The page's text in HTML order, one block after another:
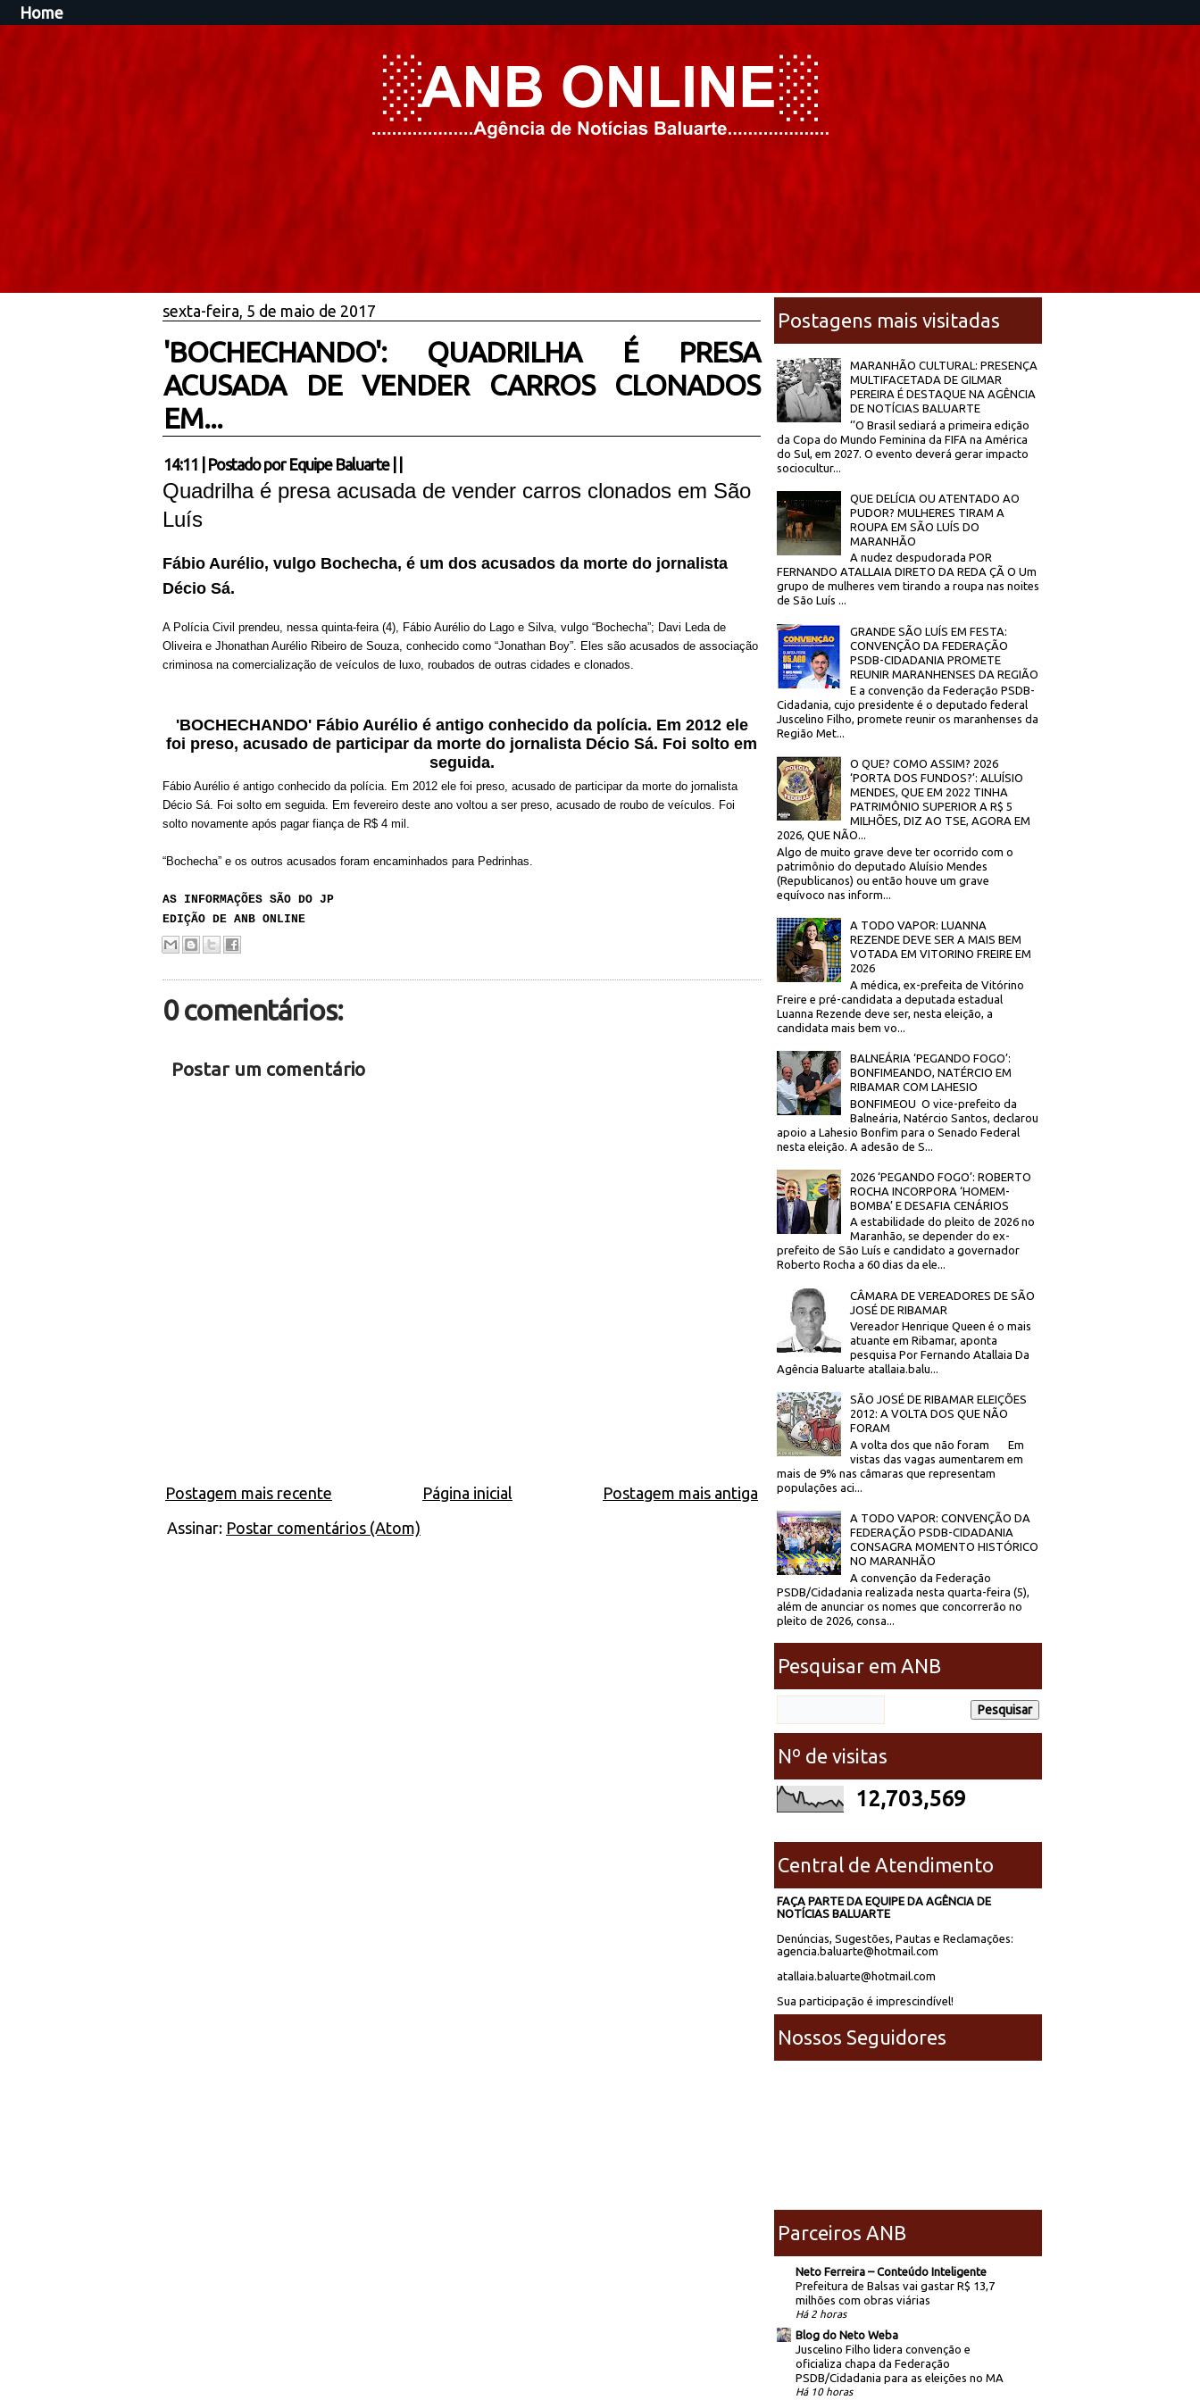
Home
sexta-feira, 5 de maio de 2017
'BOCHECHANDO': QUADRILHA É PRESA
ACUSADA DE VENDER CARROS CLONADOS
EM...
14:11 Postado por Equipe Baluarte
Quadrilha é presa acusada de vender carros clonados em São
Luís
Fábio Aurélio, vulgo Bochecha, é um dos acusados da morte do jornalista
Décio Sá.
A Polícia Civil prendeu, nessa quinta-feira (4), Fábio Aurélio do Lago e Silva, vulgo “Bochecha”; Davi Leda de
Oliveira e Jhonathan Aurélio Ribeiro de Souza, conhecido como “Jonathan Boy”. Eles são acusados de associação
criminosa na comercialização de veículos de luxo, roubados de outras cidades e clonados.
'BOCHECHANDO' Fábio Aurélio é antigo conhecido da polícia. Em 2012 ele
foi preso, acusado de participar da morte do jornalista Décio Sá. Foi solto em
seguida.
Fábio Aurélio é antigo conhecido da polícia. Em 2012 ele foi preso, acusado de participar da morte do jornalista
Décio Sá. Foi solto em seguida. Em fevereiro deste ano voltou a ser preso, acusado de roubo de veículos. Foi
solto novamente após pagar fiança de R$ 4 mil.
“Bochecha” e os outros acusados foram encaminhados para Pedrinhas.
AS INFORMAÇÕES SÃO DO JP
EDIÇÃO DE ANB ONLINE
0 comentários:
Postar um comentário
Postagem mais recente Postagem mais antiga
Página inicial
Assinar: Postar comentários (Atom)
Postagens mais visitadas
MARANHÃO CULTURAL: PRESENÇA
MULTIFACETADA DE GILMAR
PEREIRA É DESTAQUE NA AGÊNCIA
DE NOTÍCIAS BALUARTE
‘’O Brasil sediará a primeira edição
da Copa do Mundo Feminina da FIFA na América
do Sul, em 2027. O evento deverá gerar impacto
sociocultur...
QUE DELÍCIA OU ATENTADO AO
PUDOR? MULHERES TIRAM A
ROUPA EM SÃO LUÍS DO
MARANHÃO
A nudez despudorada POR
FERNANDO ATALLAIA DIRETO DA REDA ÇÃ O Um
grupo de mulheres vem tirando a roupa nas noites
de São Luís ...
GRANDE SÃO LUÍS EM FESTA:
CONVENÇÃO DA FEDERAÇÃO
PSDB-CIDADANIA PROMETE
REUNIR MARANHENSES DA REGIÃO
E a convenção da Federação PSDB-
Cidadania, cujo presidente é o deputado federal
Juscelino Filho, promete reunir os maranhenses da
Região Met...
O QUE? COMO ASSIM? 2026
‘PORTA DOS FUNDOS?’: ALUÍSIO
MENDES, QUE EM 2022 TINHA
PATRIMÔNIO SUPERIOR A R$ 5
MILHÕES, DIZ AO TSE, AGORA EM
2026, QUE NÃO...
Algo de muito grave deve ter ocorrido com o
patrimônio do deputado Aluísio Mendes
(Republicanos) ou então houve um grave
equívoco nas inform...
A TODO VAPOR: LUANNA
REZENDE DEVE SER A MAIS BEM
VOTADA EM VITORINO FREIRE EM
2026
A médica, ex-prefeita de Vitórino
Freire e pré-candidata a deputada estadual
Luanna Rezende deve ser, nesta eleição, a
candidata mais bem vo...
BALNEÁRIA ‘PEGANDO FOGO’:
BONFIMEANDO, NATÉRCIO EM
RIBAMAR COM LAHESIO
BONFIMEOU O vice-prefeito da
Balneária, Natércio Santos, declarou
apoio a Lahesio Bonfim para o Senado Federal
nesta eleição. A adesão de S...
2026 ‘PEGANDO FOGO’: ROBERTO
ROCHA INCORPORA ‘HOMEM-
BOMBA’ E DESAFIA CENÁRIOS
A estabilidade do pleito de 2026 no
Maranhão, se depender do ex-
prefeito de São Luís e candidato a governador
Roberto Rocha a 60 dias da ele...
CÂMARA DE VEREADORES DE SÃO
JOSÉ DE RIBAMAR
Vereador Henrique Queen é o mais
atuante em Ribamar, aponta
pesquisa Por Fernando Atallaia Da
Agência Baluarte atallaia.balu...
SÃO JOSÉ DE RIBAMAR ELEIÇÕES
2012: A VOLTA DOS QUE NÃO
FORAM
A volta dos que não foram Em
vistas das vagas aumentarem em
mais de 9% nas câmaras que representam
populações aci...
A TODO VAPOR: CONVENÇÃO DA
FEDERAÇÃO PSDB-CIDADANIA
CONSAGRA MOMENTO HISTÓRICO
NO MARANHÃO
A convenção da Federação
PSDB/Cidadania realizada nesta quarta-feira (5),
além de anunciar os nomes que concorrerão no
pleito de 2026, consa...
Pesquisar em ANB
Nº de visitas
12,703,569
Central de Atendimento
FAÇA PARTE DA EQUIPE DA AGÊNCIA DE
NOTÍCIAS BALUARTE
Denúncias, Sugestões, Pautas e Reclamações:
agencia.baluarte@hotmail.com
atallaia.baluarte@hotmail.com
Sua participação é imprescindível!
Nossos Seguidores
Parceiros ANB
Neto Ferreira – Conteúdo Inteligente
Prefeitura de Balsas vai gastar R$ 13,7
milhões com obras viárias
Há 2 horas
Blog do Neto Weba
Juscelino Filho lidera convenção e
oficializa chapa da Federação
PSDB/Cidadania para as eleições no MA
Há 10 horas